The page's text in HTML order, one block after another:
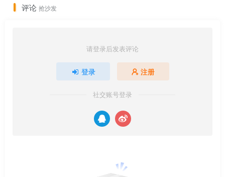
评论 抢沙发
请登录后发表评论
登录 注册
社交账号登录